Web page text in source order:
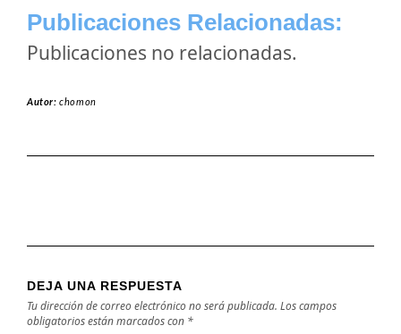
Publicaciones Relacionadas:
Publicaciones no relacionadas.
Autor:chomon
DEJA UNA RESPUESTA
Tu dirección de correo electrónico no será publicada. Los campos
obligatorios están marcados con *